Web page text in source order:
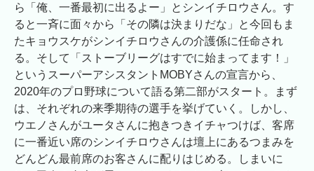
ら「俺、一番最初に出るよー」とシンイチロウさん。す
ると一斉に面々から「その隣は決まりだな」と今回もま
たキョウスケがシンイチロウさんの介護係に任命され
る。そして「ストーブリーグはすでに始まってます！」
というスーパーアシスタントMOBYさんの宣言から、
2020年のプロ野球について語る第二部がスタート。まず
は、それぞれの来季期待の選手を挙げていく。しかし、
ウエノさんがユータさんに抱きつきイチャつけば、客席
に一番近い席のシンイチロウさんは壇上にあるつまみを
どんどん最前席のお客さんに配りはじめる。しまいに